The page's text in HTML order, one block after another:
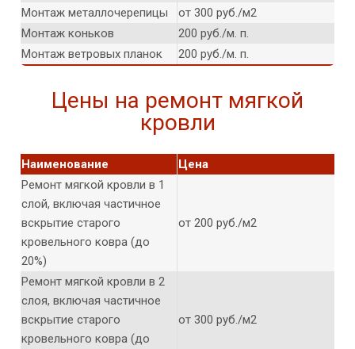
Монтаж металлочерепицы
от 300 руб./м2
Монтаж коньков
200 руб./м. п.
Монтаж ветровых планок
200 руб./м. п.
Цены на ремонт мягкой
кровли
Наименование
Цена
Ремонт мягкой кровли в 1
слой, включая частичное
вскрытие старого
кровельного ковра (до
20%)
от 200 руб./м2
Ремонт мягкой кровли в 2
слоя, включая частичное
вскрытие старого
кровельного ковра (до
от 300 руб./м2